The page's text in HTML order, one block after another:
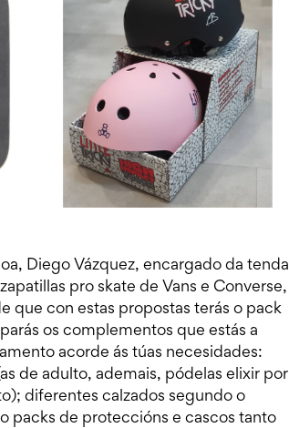
Diego Vázquez, encargado da tenda
pro skate de Vans e Converse,
que con estas propostas terás o pack
os complementos que estás a
acorde ás túas necesidades:
de adulto, ademais, pódelas elixir por
diferentes calzados segundo o
packs de proteccións e cascos tanto